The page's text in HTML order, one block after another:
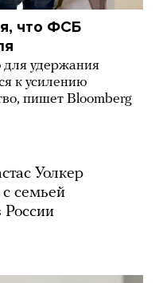
что ФСБ
для удержания
к усилению
пишет Bloomberg
Уолкер
с семьей
России